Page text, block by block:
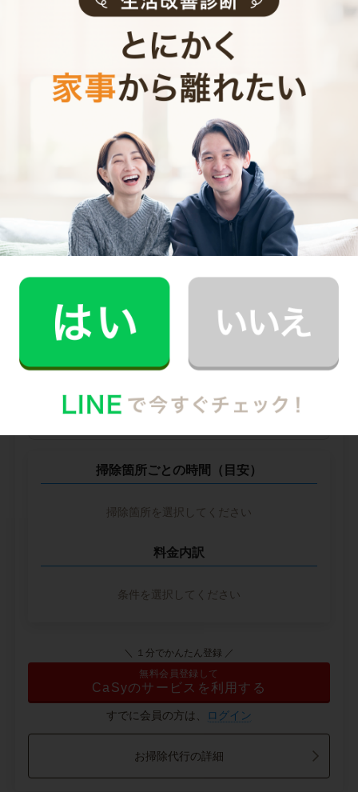
お見積り内容
他社との比較
業界大手B社
--
中堅CH社
--円
掃除箇所ごとの時間（目安）
掃除箇所を選択してください
料金内訳
条件を選択してください
＼ １分でかんたん登録 ／
無料会員登録して
CaSyのサービスを利用する
すでに会員の方は、 ログイン
お掃除代行の詳細